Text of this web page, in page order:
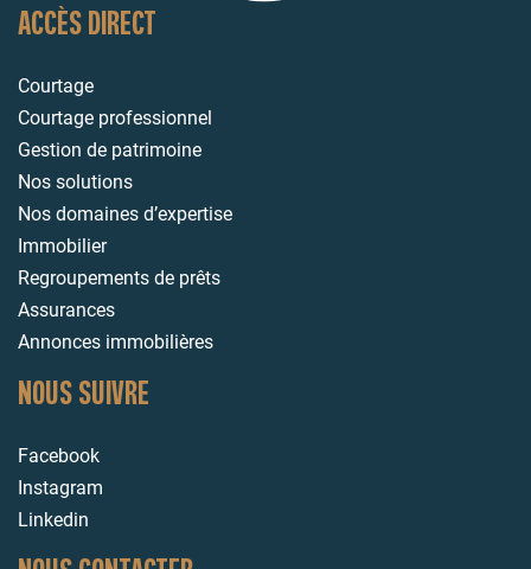
ACCÈS DIRECT
Courtage
Courtage professionnel
Gestion de patrimoine
Nos solutions
Nos domaines d’expertise
Immobilier
Regroupements de prêts
Assurances
Annonces immobilières
NOUS SUIVRE
Facebook
Instagram
Linkedin